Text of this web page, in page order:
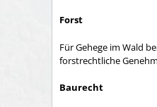
Forst
Für Gehege im Wald
forstrechtliche
Baurecht